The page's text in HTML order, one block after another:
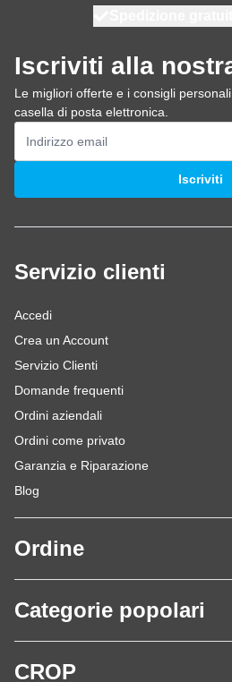
Iscriviti alla
Le migliori offerte e i consigli
casella di posta elettronica.
Indirizzo email
Iscriviti
Servizio clienti
Accedi
Crea un Account
Servizio Clienti
Domande frequenti
Ordini aziendali
Ordini come privato
Garanzia e Riparazione
Blog
Ordine
Categorie popolari
CROP